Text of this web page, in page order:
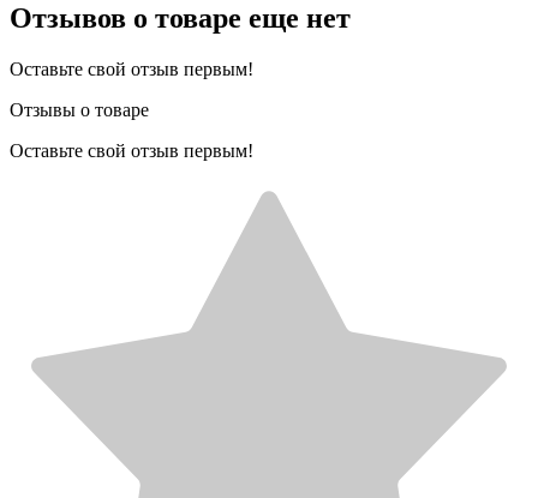
Отзывов о товаре еще нет
Оставьте свой отзыв первым!
Отзывы о товаре
Оставьте свой отзыв первым!